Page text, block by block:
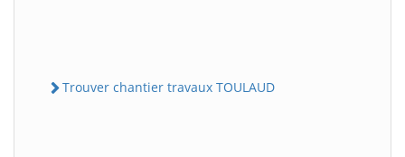
Trouver chantier travaux TOULAUD